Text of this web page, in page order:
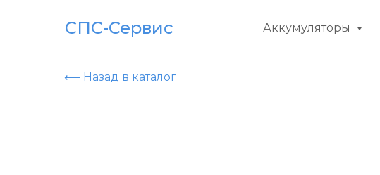
СПС-Сервис Аккумуляторы
⟵ Назад в каталог